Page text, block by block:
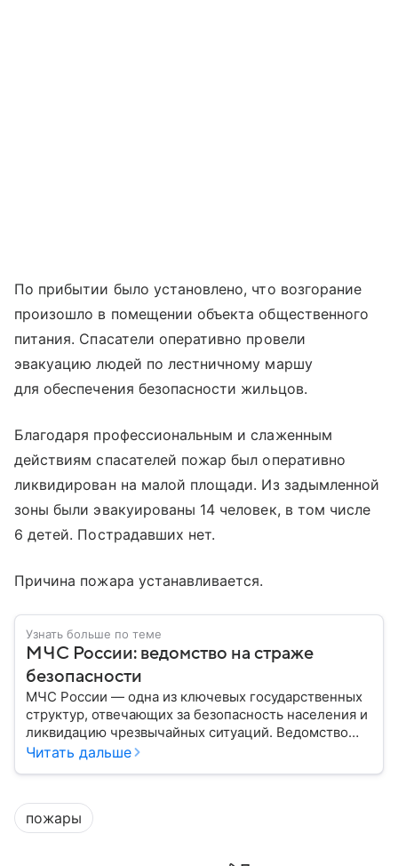
По прибытии было установлено, что возгорание
произошло в помещении объекта общественного
питания. Спасатели оперативно провели
эвакуацию людей по лестничному маршу
для обеспечения безопасности жильцов.
Благодаря профессиональным и слаженным
действиям спасателей пожар был оперативно
ликвидирован на малой площади. Из задымленной
зоны были эвакуированы 14 человек, в том числе
6 детей. Пострадавших нет.
Причина пожара устанавливается.
Узнать больше по теме
МЧС России: ведомство на страже
безопасности
МЧС России — одна из ключевых государственных
структур, отвечающих за безопасность населения и
ликвидацию чрезвычайных ситуаций. Ведомство
играет важную роль в защите граждан от
представляет собой МЧС, как оно устроено, какие
задачи выполняет и какую роль играет в
Читать дальше
пожары